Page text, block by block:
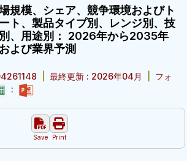
規模、シェア、競争環境およびト
ト、製品タイプ別、レンジ別、技
、用途別： 2026年から2035年
よび業界予測
最終更新 : 2026年04月
フォ
:
Save Print